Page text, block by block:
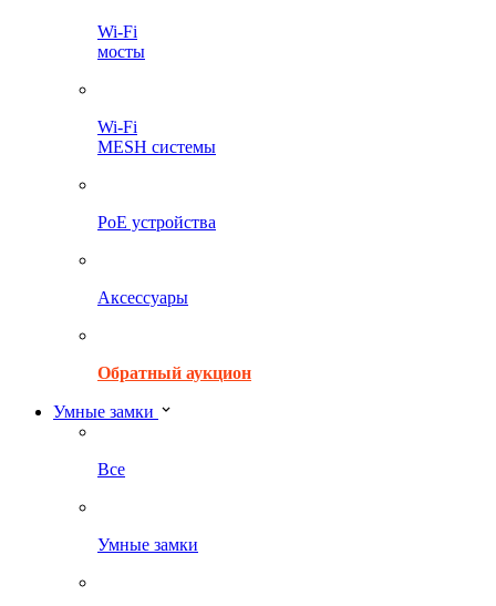
Wi-Fi
мосты
Wi-Fi
MESH системы
PoE устройства
Аксессуары
Обратный аукцион
Умные замки
Все
Умные замки